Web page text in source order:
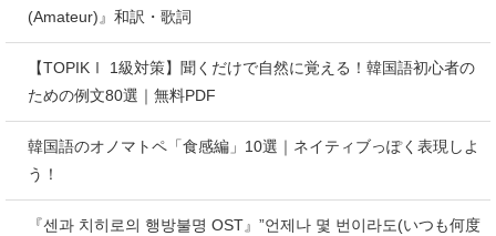
(Amateur)』和訳・歌詞
【TOPIKⅠ 1級対策】聞くだけで自然に覚える！韓国語初心者の
ための例文80選｜無料PDF
韓国語のオノマトペ「食感編」10選｜ネイティブっぽく表現しよ
う！
『센과 치히로의 행방불명 OST』”언제나 몇 번이라도(いつも何度